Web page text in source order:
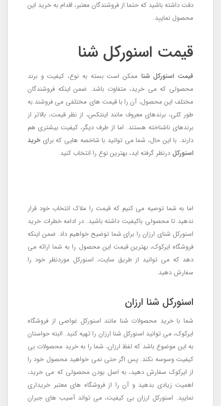
دقت داشته باشید که حتما از فروشندگان معتبر، اقدام به خرید این
محصول نمایید.
قیمت اسنورکل شنا
قیمت اسنورکل شنا ممکن است بسته به نوع، کیفیت و برند
محصولی که می خرید، متفاوت باشد. ضمن اینکه فروشندگان
مختلف این محصول، آن را با قیمت های مختلفی می فروشند.به
طور کلی، برندهای معروف مانند اینتکس، از نظر قیمت، بالاتر از
برندهای ناشناخته هستند. اما از طرف دیگر، کیفیت بیشتری هم
دارند. با این حال، شما می توانید با شاخصه هایی که برای خرید
اسنورکل درنظر گرفته اید، بهترین نوع را انتخاب کنید.
اما به شما توصیه می کنیم که قیمت را ملاک انتخاب خود قرار
ندهید تا محصولی باکیفیت داشته باشید. در ادامه خطرات خرید
اسنورکل شنای ارزان را برای شما توضیح خواهیم داد. ضمن اینکه
فروشگاه ایرکوک، بهترین قیمت این محصول را به شما ارائه می
دهد که می توانید از طریق سایت، اسنورکل موردنظر خود را
سفارش دهید.
اسنورکل شنا ارزان
شما با خرید محصولات شنا مانند اسنورکل غواصی از فروشگاه
ایرکوک، می توانید اسنورکل شنا ارزان را تهیه کنید. البته حواستان
به این موضوع باشد که لفظ ارزان، شما را به خرید محصولات بی
کیفیت وسوسه نکند. پس اگر حتی نمی خواهید محصول خود را
از ایرکوک سفارش دهید، به اصل بودن محصولی که می خرید،
اهمیت زیادی بدهید و آن را از فروشگاه های معتبر خریداری
نمایید. اسنورکل ارزان بی کیفیت، می تواند آسیب های جبران